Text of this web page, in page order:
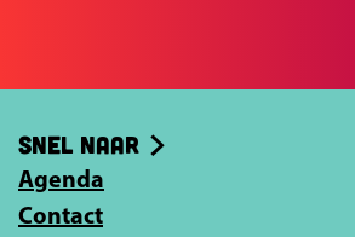
k
Snel naar
Agenda
Contact